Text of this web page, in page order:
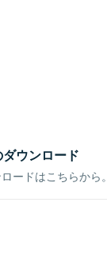
ウンロード
ードはこちらから